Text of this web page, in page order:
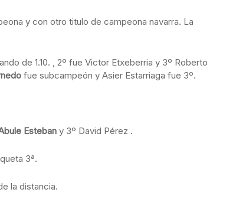
y con otro titulo de campeona navarra. La
de 1.10. , 2º fue Victor Etxeberria y 3º Roberto
fue subcampeón y Asier Estarriaga fue 3º.
Esteban y 3º David Pérez .
3ª.
la distancia.